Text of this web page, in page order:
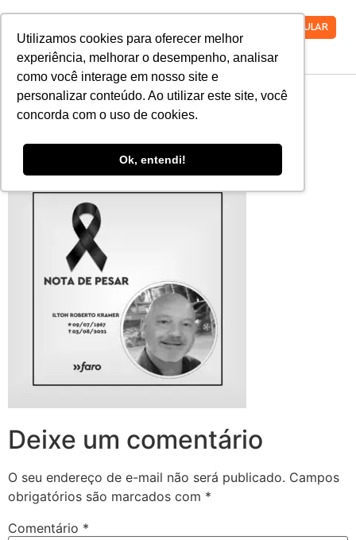
Utilizamos cookies para oferecer melhor
experiência, melhorar o desempenho, analisar
como você interage em nosso site e
personalizar conteúdo. Ao utilizar este site, você
concorda com o uso de cookies.
Ok, entendi!
VESTIBULAR
MicrosoftTeams-
image
Deixe um comentário
O seu endereço de e-mail não será publicado. Campos
obrigatórios são marcados com *
Comentário *